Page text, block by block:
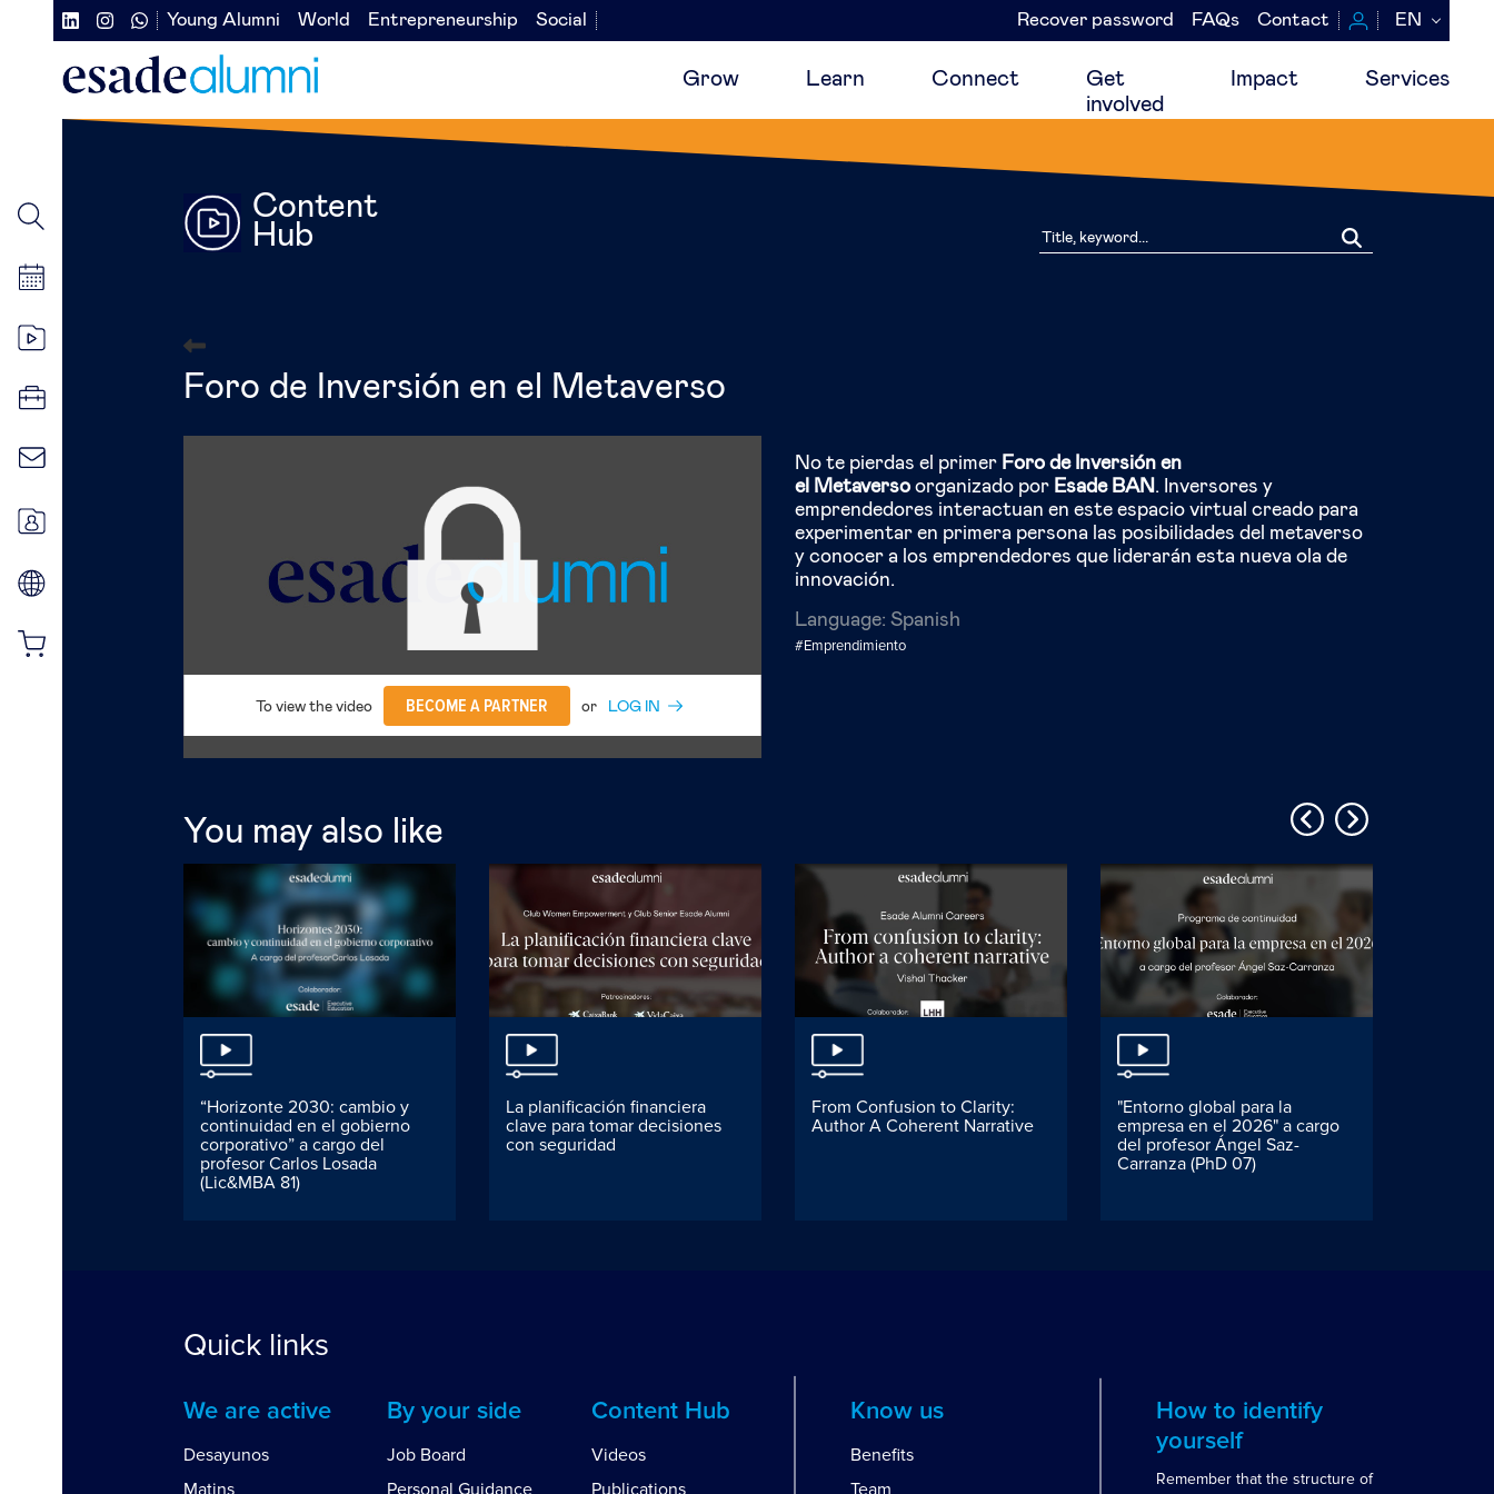
Navegación
secundaria
redes
Navegación
secundaria
izquierda
Young Alumni World Entrepreneurship Social
Navegación
secundaria
Recover password FAQs Contact EN
Grow Learn Connect
Get
involved
Impact Services
Content
Hub
Foro de Inversión en el Metaverso
To view the video BECOME A PARTNER or LOG IN
No te pierdas el primer Foro de Inversión en
el Metaverso organizado por Esade BAN . Inversores y
emprendedores interactuan en este espacio virtual creado para
experimentar en primera persona las posibilidades del metaverso
y conocer a los emprendedores que liderarán esta nueva ola de
innovación.
Language: Spanish
#Emprendimiento
You may also like
“Horizonte 2030: cambio y
continuidad en el gobierno
corporativo” a cargo del
profesor Carlos Losada
(Lic&MBA 81)
La planificación financiera
clave para tomar decisiones
con seguridad
From Confusion to Clarity:
Author A Coherent Narrative
"Entorno global para la
empresa en el 2026" a cargo
del profesor Ángel Saz-
Carranza (PhD 07)
Quick links
We are active
Desayunos
Matins
By your side
Job Board
Personal Guidance
Content Hub
Videos
Publications
Know us
Benefits
Team
How to identify
yourself
Remember that the structure of